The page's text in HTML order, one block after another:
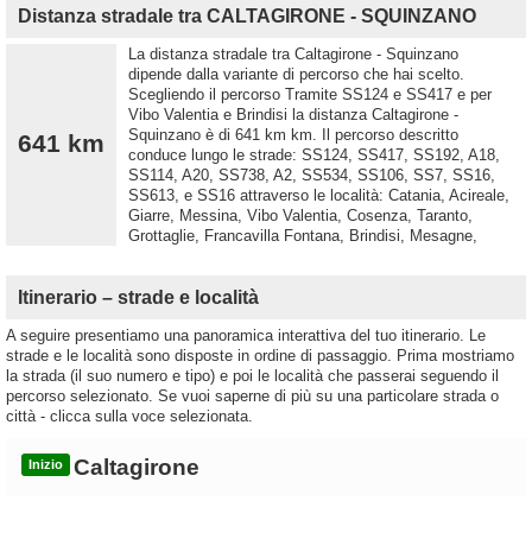
Distanza stradale tra CALTAGIRONE - SQUINZANO
641 km
La distanza stradale tra Caltagirone - Squinzano
dipende dalla variante di percorso che hai scelto.
Scegliendo il percorso Tramite SS124 e SS417 e per
Vibo Valentia e Brindisi la distanza Caltagirone -
Squinzano è di 641 km km. Il percorso descritto
conduce lungo le strade: SS124, SS417, SS192, A18,
SS114, A20, SS738, A2, SS534, SS106, SS7, SS16,
SS613, e SS16 attraverso le località: Catania, Acireale,
Giarre, Messina, Vibo Valentia, Cosenza, Taranto,
Grottaglie, Francavilla Fontana, Brindisi, Mesagne,
Itinerario – strade e località
A seguire presentiamo una panoramica interattiva del tuo itinerario. Le
strade e le località sono disposte in ordine di passaggio. Prima mostriamo
la strada (il suo numero e tipo) e poi le località che passerai seguendo il
percorso selezionato. Se vuoi saperne di più su una particolare strada o
città - clicca sulla voce selezionata.
Inizio Caltagirone